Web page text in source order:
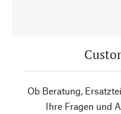
Ob Beratung,
Ihre Fragen und